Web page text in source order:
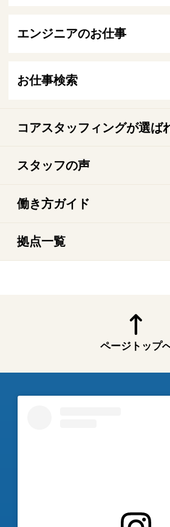
エンジニアのお仕事
お仕事検索
コアスタッフィングが選ば
スタッフの声
働き方ガイド
拠点一覧
ページトップ